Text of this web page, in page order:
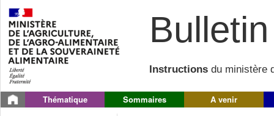
Instructions du ministère
Thématique Sommaires A venir